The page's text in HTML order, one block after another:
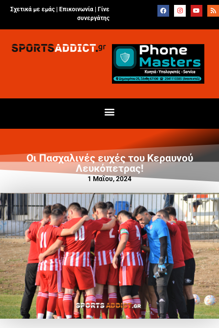
Σχετικά με εμάς | Επικοινωνία
Γίνε
συνεργάτης
Οι Πασχαλινές ευχές του Κεραυνού
Λευκόπετρας!
1 Μαΐου, 2024